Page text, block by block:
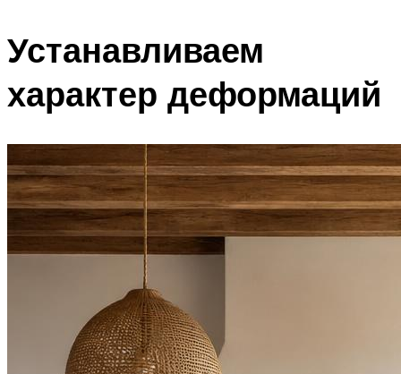
Устанавливаем
характер деформаций